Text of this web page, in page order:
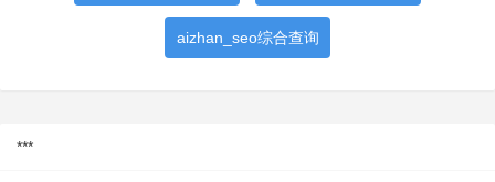
aizhan_seo综合查询
***